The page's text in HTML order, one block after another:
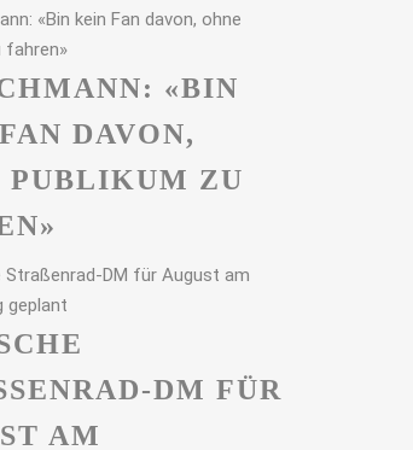
«BIN
DAVON,
PUBLIKUM ZU
DM FÜR A
AM S